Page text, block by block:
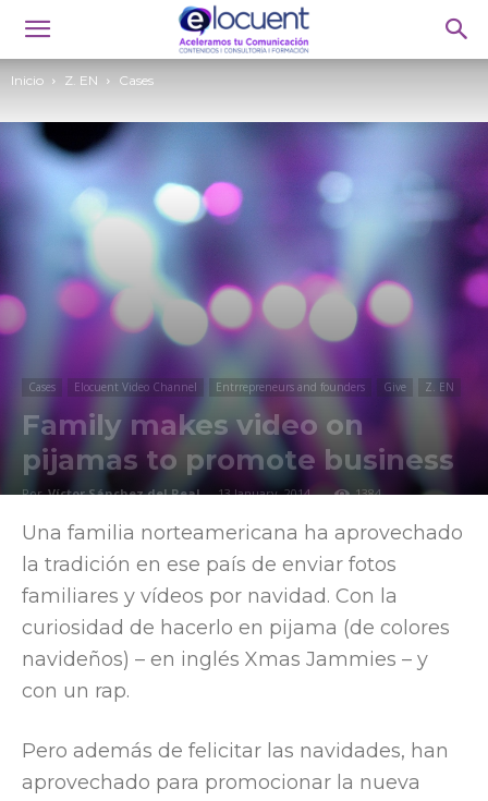
Inicio Z. EN Cases
Cases Elocuent Video Channel Entrrepreneurs and founders Give Z. EN
Family makes video on
pijamas to promote business
Por Víctor Sánchez del Real - 13 January, 2014 1384
Una familia norteamericana ha aprovechado
la tradición en ese país de enviar fotos
familiares y vídeos por navidad. Con la
curiosidad de hacerlo en pijama (de colores
navideños) – en inglés Xmas Jammies – y
con un rap.
Pero además de felicitar las navidades, han
aprovechado para promocionar la nueva